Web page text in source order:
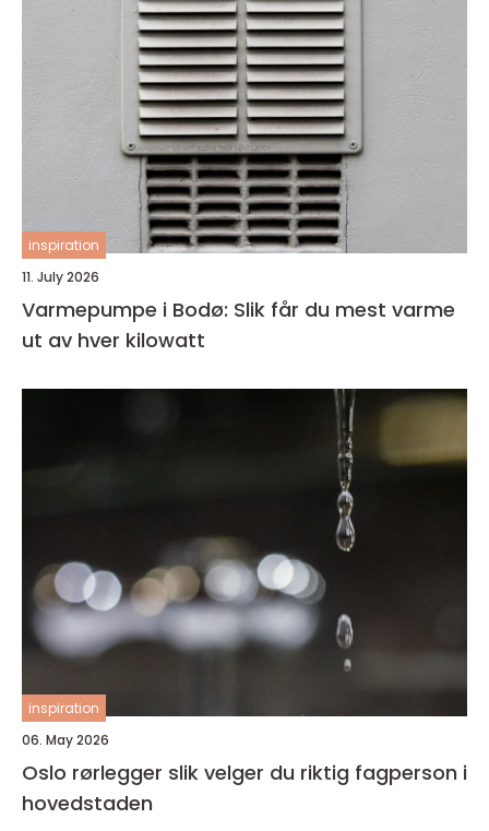
inspiration
11. July 2026
Varmepumpe i Bodø: Slik får du mest varme
ut av hver kilowatt
inspiration
06. May 2026
Oslo rørlegger slik velger du riktig fagperson i
hovedstaden